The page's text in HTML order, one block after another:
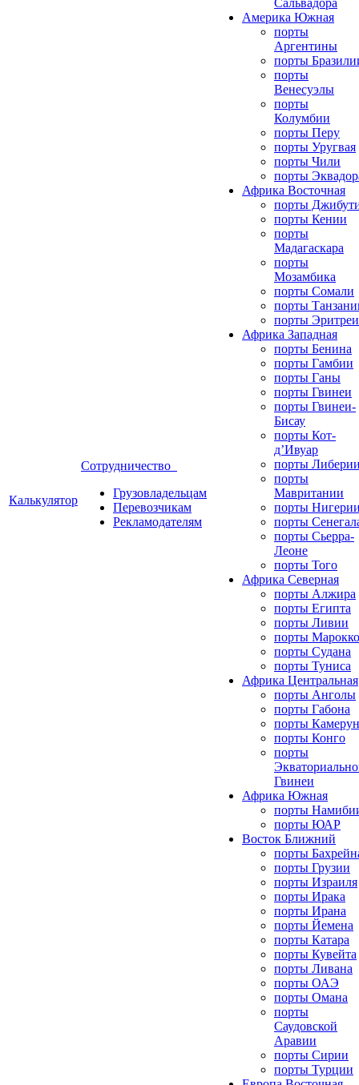
Калькулятор
Сотрудничество
Грузовладельцам
Перевозчикам
Рекламодателям
Сальвадора
Америка Южная
порты
Аргентины
порты
порты
Венесуэлы
порты
Колумбии
порты Перу
порты Уругвая
порты Чили
порты
Африка Восточная
порты
порты Кении
порты
Мадагаскара
порты
Мозамбика
порты Сомали
порты
порты Эритреи
Африка Западная
порты Бенина
порты Гамбии
порты Ганы
порты Гвинеи
порты Гвинеи-
Бисау
порты Кот-
д’Ивуар
порты
порты
Мавритании
порты
порты
порты Сьерра-
Леоне
порты Того
Африка Северная
порты Алжира
порты Египта
порты Ливии
порты Марокко
порты Судана
порты Туниса
Африка Центральная
порты Анголы
порты Габона
порты
порты Конго
порты
Гвинеи
Африка Южная
порты
порты ЮАР
Восток Ближний
порты
порты Грузии
порты Израиля
порты Ирака
порты Ирана
порты Йемена
порты Катара
порты Кувейта
порты Ливана
порты ОАЭ
порты Омана
порты
Саудовской
Аравии
порты Сирии
порты Турции